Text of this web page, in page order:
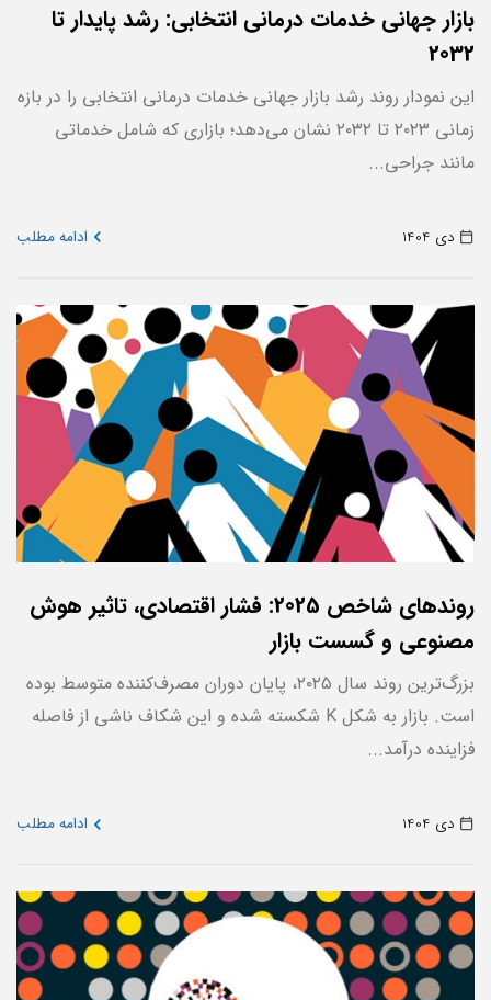
بازار جهانی خدمات درمانی انتخابی: رشد پایدار تا
2032
این نمودار روند رشد بازار جهانی خدمات درمانی انتخابی را در بازه
زمانی ۲۰۲۳ تا ۲۰۳۲ نشان می‌دهد؛ بازاری که شامل خدماتی
مانند جراحی...
دی 1404 ادامه مطلب
روندهای شاخص 2025: فشار اقتصادی، تاثیر هوش
مصنوعی و گسست بازار
بزرگ‌ترین روند سال ۲۰۲۵، پایان دوران مصرف‌کننده متوسط بوده
است. بازار به شکل K شکسته شده و این شکاف ناشی از فاصله
فزاینده درآمد...
دی 1404 ادامه مطلب